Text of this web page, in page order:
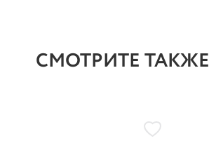
СМОТРИТЕ ТАКЖЕ